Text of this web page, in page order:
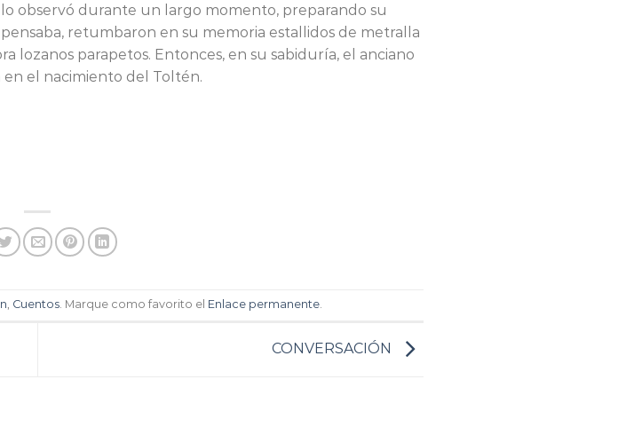
observó durante un largo momento, preparando su
retumbaron en su memoria estallidos de metralla
lozanos parapetos. Entonces, en su sabiduría, el anciano
el nacimiento del Toltén.
, Cuentos. Marque como favorito el Enlace permanente.
CONVERSACIÓN